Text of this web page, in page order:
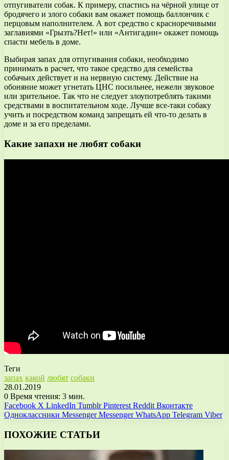
отпугиватели собак. К примеру, спастись на чёрной улице от
бродячего и злого собаки вам окажет помощь баллончик с
перцовым наполнителем. А вот средство с красноречивыми
заглавиями «Грызть?Нет!» или «Антигадин» окажет помощь
спасти мебель в доме.
Выбирая запах для отпугивания собаки, необходимо
принимать в расчет, что такое средство для семейства
собачьих действует и на нервную систему. Действие на
обоняние может угнетать ЦНС посильнее, нежели звуковое
или зрительное. Так что не следует злоупотреблять такими
средствами в воспитательном ходе. Лучше все-таки собаку
учить и посредством команд запрещать ей что-то делать в
доме и за его пределами.
Какие запахи не любят собаки
Теги
запах какой любят собаки
28.01.2019
0 Время чтения: 3 мин.
Facebook X LinkedIn Tumblr Pinterest Reddit Вконтакте
Одноклассники Messenger Messenger WhatsApp Telegram Viber
ПОХОЖИЕ СТАТЬИ